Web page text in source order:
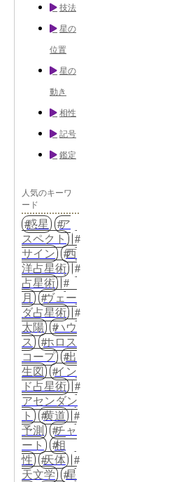
技法
星の
位置
星の
動き
相性
記号
鑑定
人気のキーワ
ード
惑星
ア
スペクト
サイン
西
洋占星術
占星術
月
ヴェー
ダ占星術
太陽
ハウ
ス
ホロス
コープ
出
生図
イン
ド占星術
アセンダン
ト
黄道
予測
チャ
ート
相
性
天体
天文学
星